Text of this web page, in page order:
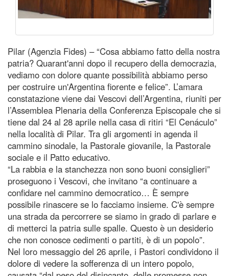
Pilar (Agenzia Fides) – “Cosa abbiamo fatto della nostra
patria? Quarant'anni dopo il recupero della democrazia,
vediamo con dolore quante possibilità abbiamo perso
per costruire un'Argentina fiorente e felice”. L’amara
constatazione viene dai Vescovi dell’Argentina, riuniti per
l’Assemblea Plenaria della Conferenza Episcopale che si
tiene dal 24 al 28 aprile nella casa di ritiri “El Cenáculo”
nella località di Pilar. Tra gli argomenti in agenda il
cammino sinodale, la Pastorale giovanile, la Pastorale
sociale e il Patto educativo.
“La rabbia e la stanchezza non sono buoni consiglieri”
proseguono i Vescovi, che invitano “a continuare a
confidare nel cammino democratico… È sempre
possibile rinascere se lo facciamo insieme. C'è sempre
una strada da percorrere se siamo in grado di parlare e
di metterci la patria sulle spalle. Questo è un desiderio
che non conosce cedimenti o partiti, è di un popolo”.
Nel loro messaggio del 26 aprile, i Pastori condividono il
dolore di vedere la sofferenza di un intero popolo,